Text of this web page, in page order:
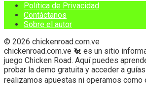
Política de Privacidad
Contáctanos
Sobre el autor
© 2026 chickenroad.com.ve
chickenroad.com.ve 🐔 es un sitio
juego Chicken Road. Aquí puedes
probar la demo gratuita y acceder a
realizamos apuestas ni operamos